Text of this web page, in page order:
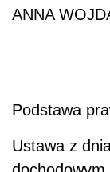
ANNA
Podstawa
Ustawa z